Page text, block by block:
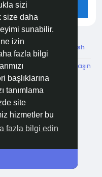
sizi
size daha
sunabilir.
izin
fazla bilgi
başlıklarına
tanımlama
site
hizmetler bu
fazla bilgi edin
27°C
Turkish
Bize Ulaşın